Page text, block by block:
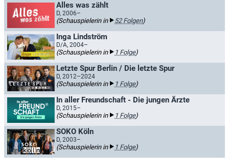
Alles was zählt
D, 2006–
(Schauspielerin in 52 Folgen)
Inga Lindström
D/A, 2004–
(Schauspielerin in 1 Folge)
Letzte Spur Berlin / Die letzte Spur
D, 2012–2024
(Schauspielerin in 1 Folge)
In aller Freundschaft - Die jungen Ärzte
D, 2015–
(Schauspielerin in 1 Folge)
SOKO Köln
D, 2003–
(Schauspielerin in 1 Folge)